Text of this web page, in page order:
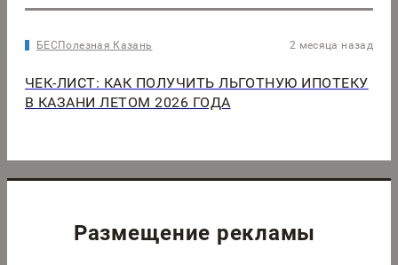
БЕСПолезная Казань 2 месяца назад
ЧЕК-ЛИСТ: КАК ПОЛУЧИТЬ ЛЬГОТНУЮ ИПОТЕКУ
В КАЗАНИ ЛЕТОМ 2026 ГОДА
Размещение рекламы